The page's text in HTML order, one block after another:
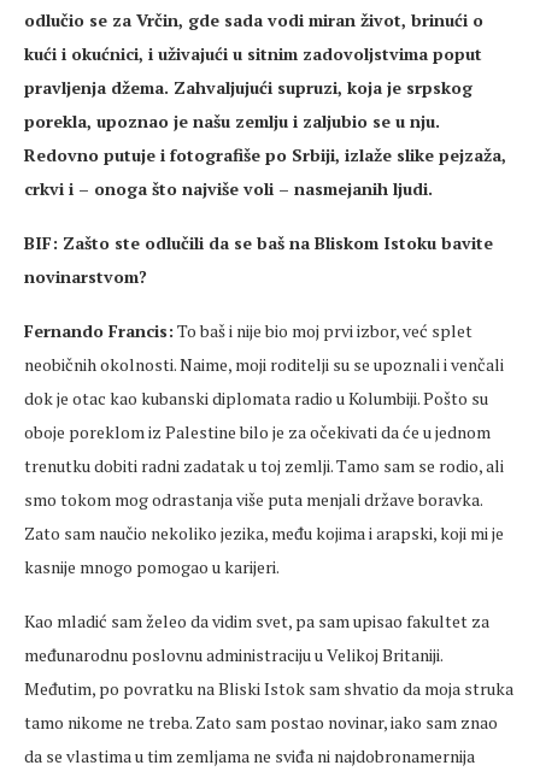
odlučio se za Vrčin, gde sada vodi miran život, brinući o
kući i okućnici, i uživajući u sitnim zadovoljstvima poput
pravljenja džema. Zahvaljujući supruzi, koja je srpskog
porekla, upoznao je našu zemlju i zaljubio se u nju.
Redovno putuje i fotografiše po Srbiji, izlaže slike pejzaža,
crkvi i – onoga što najviše voli – nasmejanih ljudi.
BIF: Zašto ste odlučili da se baš na Bliskom Istoku bavite
novinarstvom?
Fernando Francis: To baš i nije bio moj prvi izbor, već splet
neobičnih okolnosti. Naime, moji roditelji su se upoznali i venčali
dok je otac kao kubanski diplomata radio u Kolumbiji. Pošto su
oboje poreklom iz Palestine bilo je za očekivati da će u jednom
trenutku dobiti radni zadatak u toj zemlji. Tamo sam se rodio, ali
smo tokom mog odrastanja više puta menjali države boravka.
Zato sam naučio nekoliko jezika, među kojima i arapski, koji mi je
kasnije mnogo pomogao u karijeri.
Kao mladić sam želeo da vidim svet, pa sam upisao fakultet za
međunarodnu poslovnu administraciju u Velikoj Britaniji.
Međutim, po povratku na Bliski Istok sam shvatio da moja struka
tamo nikome ne treba. Zato sam postao novinar, iako sam znao
da se vlastima u tim zemljama ne sviđa ni najdobronamernija